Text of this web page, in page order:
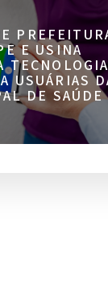
E USINA
USUÁRIAS
DE SAÚDE